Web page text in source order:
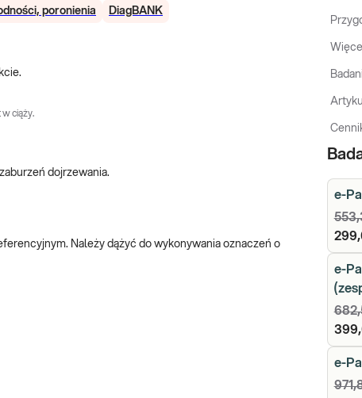
poronienia DiagBANK
ciąży.
dojrzewania.
Należy dążyć do wykonywania oznaczeń o
e-
e-
e-